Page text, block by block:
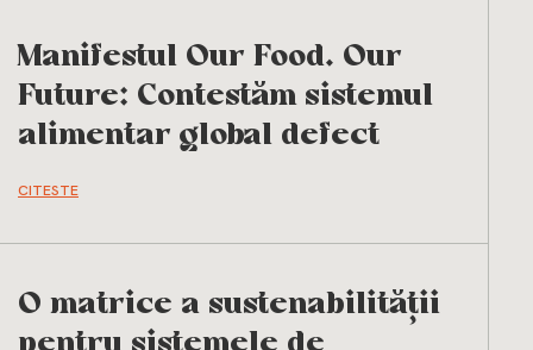
Manifestul Our Food. Our
Future: Contestăm sistemul
alimentar global defect
CITESTE
O matrice a sustenabilității